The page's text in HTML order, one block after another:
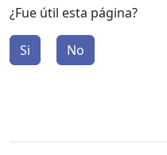
¿Fue útil esta página?
Si No